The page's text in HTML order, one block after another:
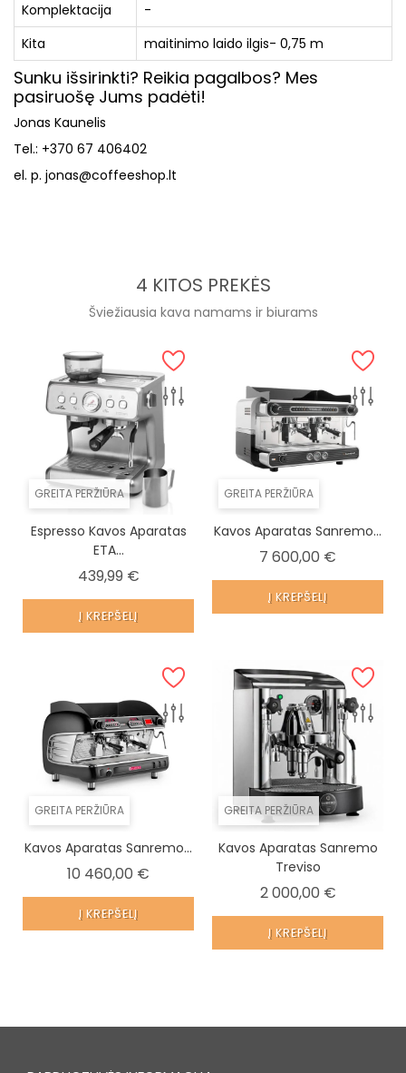
Komplektacija
-
Kita
maitinimo laido ilgis- 0,75 m
Sunku išsirinkti? Reikia pagalbos? Mes
pasiruošę Jums padėti!
Jonas Kaunelis
Tel.: +370 67 406402
el. p. jonas@coffeeshop.lt
4 KITOS PREKĖS
Šviežiausia kava namams ir biurams
GREITA PERŽIŪRA
Espresso Kavos Aparatas
ETA...
439,99 €Kaina
Į KREPŠELĮ
GREITA PERŽIŪRA
Kavos Aparatas Sanremo...
7 600,00 €
Į KREPŠELĮ
GREITA PERŽIŪRA
Kavos Aparatas Sanremo...
10 460,00 €
Į KREPŠELĮ
GREITA PERŽIŪRA
Kavos Aparatas Sanremo
Treviso
2 000,00 €Kaina
Į KREPŠELĮ